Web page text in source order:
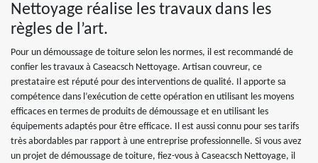
Nettoyage réalise les travaux dans les
règles de l’art.
Pour un démoussage de toiture selon les normes, il est recommandé de
confier les travaux à Caseacsch Nettoyage. Artisan couvreur, ce
prestataire est réputé pour des interventions de qualité. Il apporte sa
compétence dans l’exécution de cette opération en utilisant les moyens
efficaces en termes de produits de démoussage et en utilisant les
équipements adaptés pour être efficace. Il est aussi connu pour ses tarifs
très abordables par rapport à une entreprise professionnelle. Si vous avez
un projet de démoussage de toiture, fiez-vous à Caseacsch Nettoyage, il